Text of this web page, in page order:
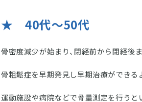
★ 40代～50代
骨密度減少が始まり、閉経前から閉経後
骨粗鬆症を早期発見し早期治療ができる
運動施設や病院などで骨量測定を行うと